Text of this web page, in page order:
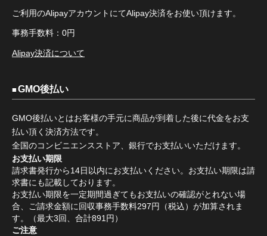
ご利用のAlipayアカウントにてAlipay決済をお使い頂けます。
事務手数料：0円
Alipay決済について
GMO後払い
GMO後払いとはお客様の手元に商品が到着した後に代金をお支
払い頂く決済方法です。
全国のコンビニエンスストア、銀行でお支払いいただけます。
お支払い期限
請求書発行から14日以内にお支払いください。お支払い期限は請
求書にも記載しております。
お支払い期限を一定期間過ぎてもお支払いの確認がとれない場
合、ご請求金額に回収事務手数料297円（税込）が加算されま
す。（最大3回、合計891円）
ご注意